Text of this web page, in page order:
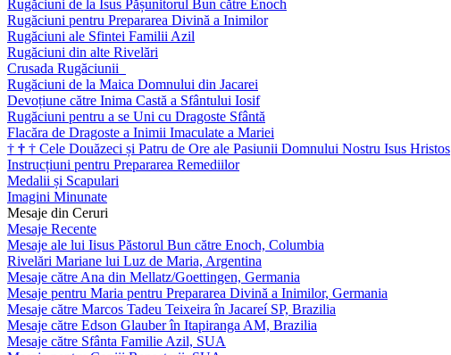
Rugăciuni de la Isus Pășunitorul Bun către Enoch
Rugăciuni pentru Prepararea Divină a Inimilor
Rugăciuni ale Sfintei Familii Azil
Rugăciuni din alte Rivelări
Crusada Rugăciunii
Rugăciuni de la Maica Domnului din Jacarei
Devoțiune către Inima Castă a Sfântului Iosif
Rugăciuni pentru a se Uni cu Dragoste Sfântă
Flacăra de Dragoste a Inimii Imaculate a Mariei
† † † Cele Douăzeci și Patru de Ore ale Pasiunii Domnului Nostru Isus Hristos
Instrucțiuni pentru Prepararea Remediilor
Medalii și Scapulari
Imagini Minunate
Mesaje din Ceruri
Mesaje Recente
Mesaje ale lui Iisus Păstorul Bun către Enoch, Columbia
Rivelări Mariane lui Luz de Maria, Argentina
Mesaje către Ana din Mellatz/Goettingen, Germania
Mesaje pentru Maria pentru Prepararea Divină a Inimilor, Germania
Mesaje către Marcos Tadeu Teixeira în Jacareí SP, Brazilia
Mesaje către Edson Glauber în Itapiranga AM, Brazilia
Mesaje către Sfânta Familie Azil, SUA